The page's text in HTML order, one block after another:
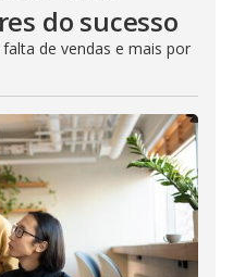
do sucesso
de vendas e mais por